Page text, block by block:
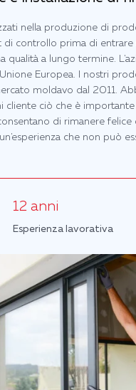
nella produzione di
di controllo prima di entrare
qualità a lungo termine.
Europea. I nostri
moldavo dal 2011.
cliente ciò che è
di rimanere
che non può
12 anni
Esperienza lavorativa